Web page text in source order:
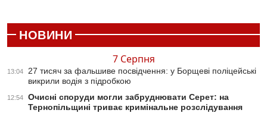
НОВИНИ
7 Серпня
13:04
27 тисяч за фальшиве посвідчення: у Борщеві поліцейські
викрили водія з підробкою
12:54
Очисні споруди могли забруднювати Серет: на
Тернопільщині триває кримінальне розслідування